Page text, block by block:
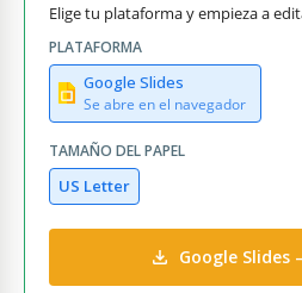
Elige tu plataforma y empieza a
PLATAFORMA
Google Slides
Se abre en el navegador
TAMAÑO DEL PAPEL
US Letter
Google Slides